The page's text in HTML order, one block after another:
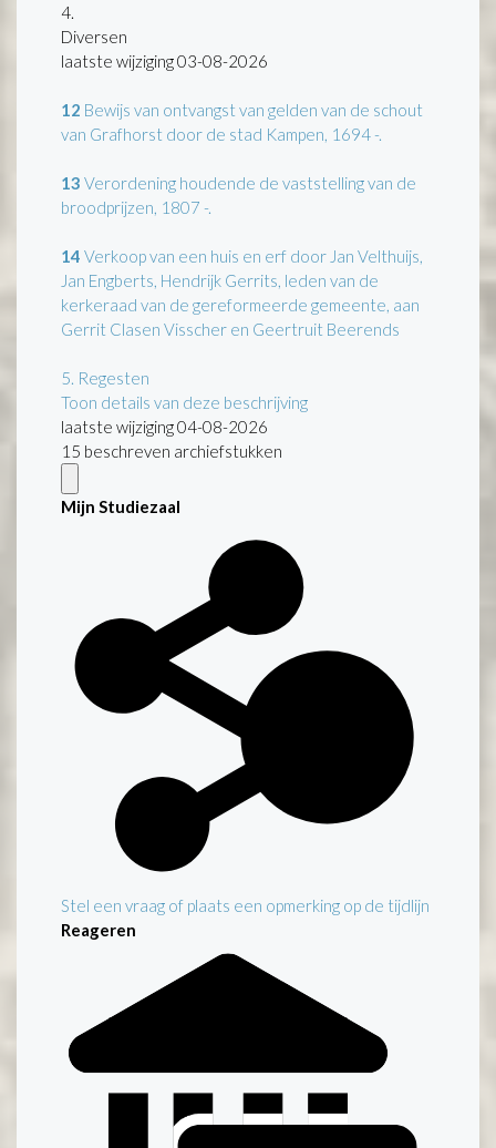
4.
Diversen
laatste wijziging 03-08-2026
12 Bewijs van ontvangst van gelden van de schout
van Grafhorst door de stad Kampen, 1694 -.
13 Verordening houdende de vaststelling van de
broodprijzen, 1807 -.
14 Verkoop van een huis en erf door Jan Velthuijs,
Jan Engberts, Hendrijk Gerrits, leden van de
kerkeraad van de gereformeerde gemeente, aan
Gerrit Clasen Visscher en Geertruit Beerends
5. Regesten
Toon details van deze beschrijving
laatste wijziging 04-08-2026
15 beschreven archiefstukken
Mijn Studiezaal
Stel een vraag of plaats een opmerking op de tijdlijn
Reageren